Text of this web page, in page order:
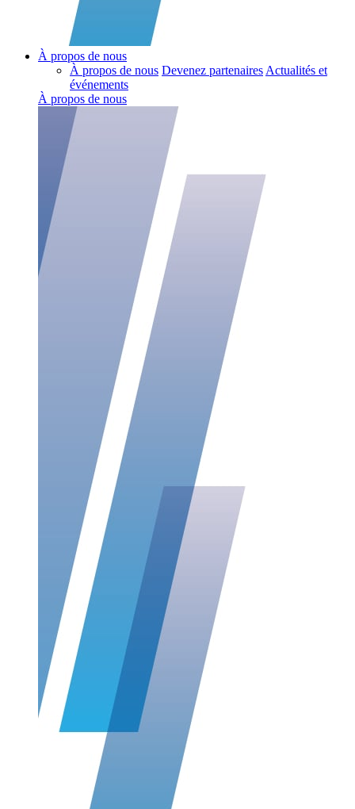
À propos de nous
À propos de nous Devenez partenaires Actualités et
événements
À propos de nous